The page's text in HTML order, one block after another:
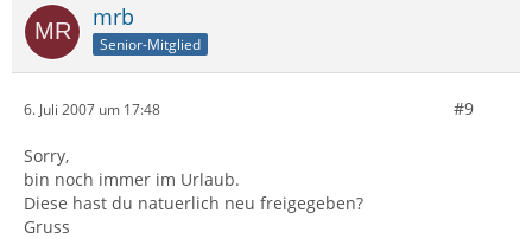
mrb
Senior-Mitglied
6. Juli 2007 um 17:48 #9
Sorry,
bin noch immer im Urlaub.
Diese hast du natuerlich neu freigegeben?
Gruss